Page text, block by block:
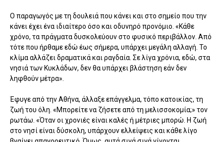
Ο παραγωγός με τη δουλειά που κάνει και στο σημείο που την
κάνει έχει ένα ιδιαίτερο όσο και οδυνηρό προνόμιο. «Κάθε
χρόνο, τα πράγματα δυσκολεύουν στο φυσικό περιβάλλον. Από
τότε που ήρθαμε εδώ έως σήμερα, υπάρχει μεγάλη αλλαγή. Το
κλίμα αλλάζει δραματικά και ραγδαία. Σε λίγα χρόνια, εδώ, στα
νησιά των Κυκλάδων, δεν θα υπάρχει βλάστηση εάν δεν
ληφθούν μέτρα».
Έφυγε από την Αθήνα, άλλαξε επάγγελμα, τόπο κατοικίας, τη
ζωή του όλη. «Μπορείτε να ζήσετε από τη μελισσοκομία;» τον
ρωτάω. «Όταν οι χρονιές είναι καλές ή μέτριες μπορώ. Η ζωή
στο νησί είναι δύσκολη, υπάρχουν ελλείψεις και κάθε λίγο